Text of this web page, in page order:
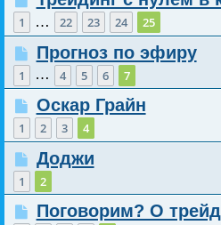
1 … 22 23 24 25
Прогноз по эфиру
1 … 4 5 6 7
Оскар Грайн
1 2 3 4
Доджи
1 2
Поговорим? О